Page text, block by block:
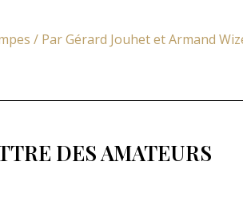
/ ParGérard Jouhet et Armand
DES AMATEURS